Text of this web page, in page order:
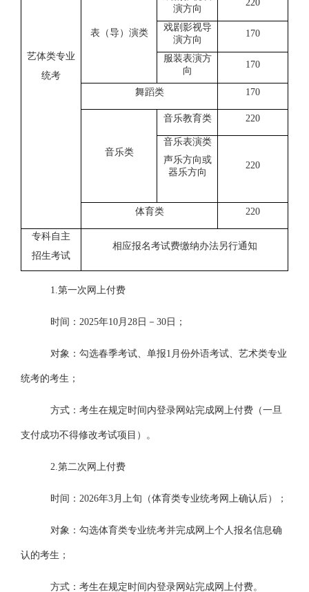
艺体类专业
统考
表（导）演类
演方向
220
戏剧影视导
演方向
170
服装表演方
向
170
舞蹈类 170
音乐类
音乐教育类 220
音乐表演类
声乐方向或
器乐方向
220
体育类 220
专科自主
招生考试
相应报名考试费缴纳办法另行通知
1.第一次网上付费
时间： 2025年10月28日－30日；
对象：勾选春季考试、单报1月份外语考试、艺术类专业
统考的考生；
方式：考生在规定时间内登录网站完成网上付费（一旦
支付成功不得修改考试项目）。
2.第二次网上付费
时间： 2026年3月上旬（体育类专业统考网上确认后）；
对象：勾选体育类专业统考并完成网上个人报名信息确
认的考生；
方式：考生在规定时间内登录网站完成网上付费。